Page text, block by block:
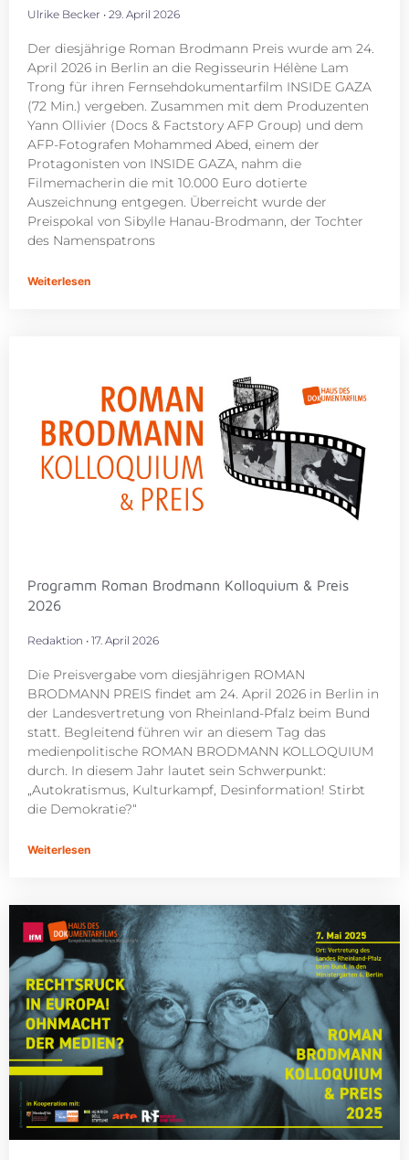
Ulrike Becker 29. April 2026
Der diesjährige Roman Brodmann Preis wurde am 24.
April 2026 in Berlin an die Regisseurin Hélène Lam
Trong für ihren Fernsehdokumentarfilm INSIDE GAZA
(72 Min.) vergeben. Zusammen mit dem Produzenten
Yann Ollivier (Docs & Factstory AFP Group) und dem
AFP-Fotografen Mohammed Abed, einem der
Protagonisten von INSIDE GAZA, nahm die
Filmemacherin die mit 10.000 Euro dotierte
Auszeichnung entgegen. Überreicht wurde der
Preispokal von Sibylle Hanau-Brodmann, der Tochter
des Namenspatrons
Weiterlesen
Programm Roman Brodmann Kolloquium & Preis
2026
Redaktion 17. April 2026
Die Preisvergabe vom diesjährigen ROMAN
BRODMANN PREIS findet am 24. April 2026 in Berlin in
der Landesvertretung von Rheinland-Pfalz beim Bund
statt. Begleitend führen wir an diesem Tag das
medienpolitische ROMAN BRODMANN KOLLOQUIUM
durch. In diesem Jahr lautet sein Schwerpunkt:
„Autokratismus, Kulturkampf, Desinformation! Stirbt
die Demokratie?“
Weiterlesen